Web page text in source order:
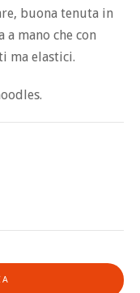
buona tenuta in
mano che con
ma elastici.